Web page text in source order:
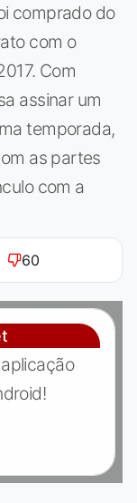
comprado do
com o
Com
assinar um
temporada,
as partes
com a
60